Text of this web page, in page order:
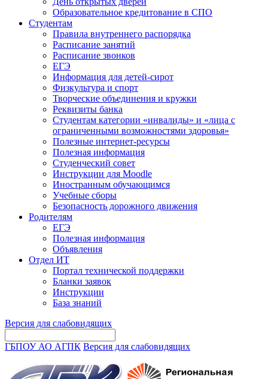
Образовательное кредитование в СПО
Студентам
Правила внутреннего распорядка
Расписание занятий
Расписание звонков
ЕГЭ
Информация для детей-сирот
Физкультура и спорт
Творческие объединения и кружки
Реквизиты банка
Студентам категории «инвалиды» и «лица с
ограниченными возможностями здоровья»
Полезные интернет-ресурсы
Полезная информация
Студенческий совет
Инструкции для Moodle
Иностранным обучающимся
Учебные сборы
Безопасность дорожного движения
Родителям
ЕГЭ
Полезная информация
Объявления
Отдел ИТ
Портал технической поддержки
Бланки заявок
Инструкции
База знаний
Версия для слабовидящих
ГБПОУ АО АГПК Версия для слабовидящих